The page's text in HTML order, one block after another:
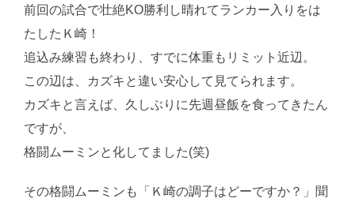
前回の試合で壮絶KO勝利し晴れてランカー入りをは
たしたＫ崎！
追込み練習も終わり、すでに体重もリミット近辺。
この辺は、カズキと違い安心して見てられます。
カズキと言えば、久しぶりに先週昼飯を食ってきたん
ですが、
格闘ムーミンと化してました(笑)
その格闘ムーミンも「Ｋ崎の調子はどーですか？」聞